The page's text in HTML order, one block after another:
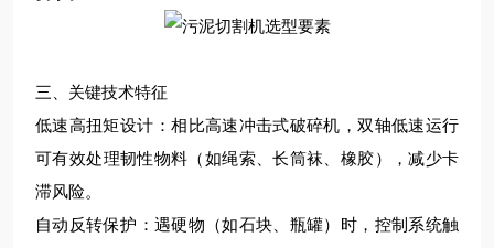
三、关键技术特征
低速高扭矩设计 ‌：相比高速冲击式破碎机，双轴低速运行
可有效处理韧性物料（如绳索、长筒袜、橡胶），减少卡
滞风险。
自动反转保护 ‌：遇硬物（如石块、瓶罐）时，控制系统触